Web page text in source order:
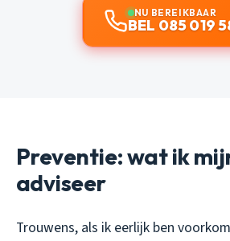
NU BEREIKBAAR
BEL 085 019
Preventie: wat ik
adviseer
Trouwens, als ik eerlijk ben